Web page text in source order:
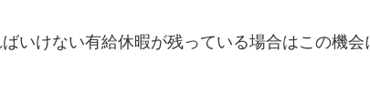
いけない有給休暇が残っている場合はこの機会